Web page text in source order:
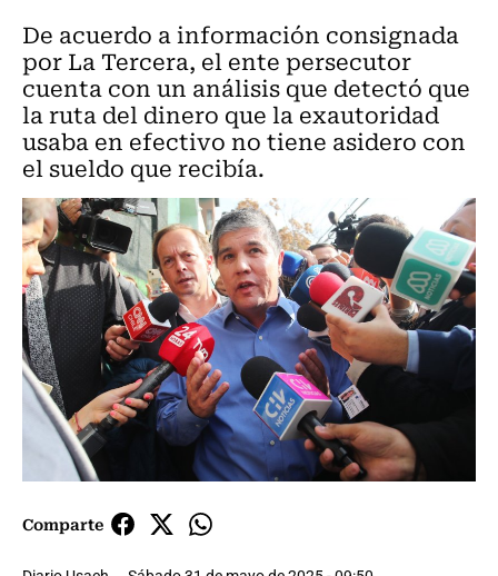
De acuerdo a información consignada
por La Tercera, el ente persecutor
cuenta con un análisis que detectó que
la ruta del dinero que la exautoridad
usaba en efectivo no tiene asidero con
el sueldo que recibía.
Comparte